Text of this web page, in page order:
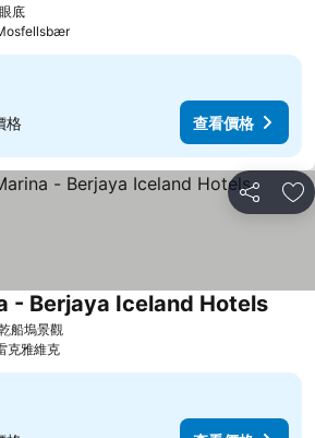
底
格 查看價格
分享 加
船塢景觀
- Berjaya Iceland Hotels
克雅維克